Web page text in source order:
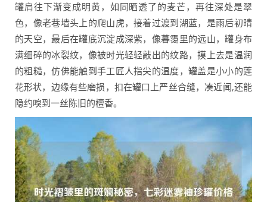
罐肩往下渐变成明黄，如同晒透了的麦芒，再往深处是翠
色，像老巷墙头上的爬山虎，接着过渡到湖蓝，是雨后初晴
的天空，最后在罐底沉淀成深紫，像暮霭里的远山，罐身布
满细碎的冰裂纹，像被时光轻轻敲出的纹路，摸上去是温润
的粗糙，仿佛能触到手工匠人指尖的温度，罐盖是小小的莲
花形状，边缘有些磨损，扣在罐口上严丝合缝，凑近闻,还能
隐约嗅到一丝陈旧的檀香。